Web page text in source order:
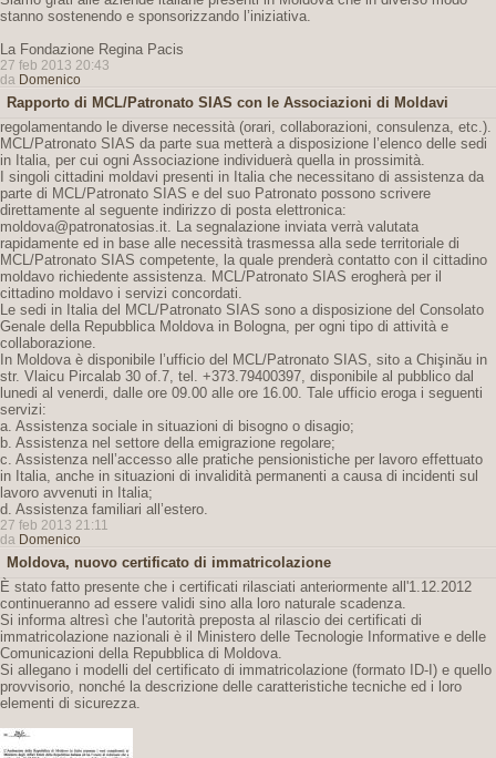
stanno sostenendo e sponsorizzando l’iniziativa.
La Fondazione Regina Pacis
27 feb 2013 20:43
da Domenico
Rapporto di MCL/Patronato SIAS con le Associazioni di Moldavi
regolamentando le diverse necessità (orari, collaborazioni, consulenza, etc.).
MCL/Patronato SIAS da parte sua metterà a disposizione l’elenco delle sedi
in Italia, per cui ogni Associazione individuerà quella in prossimità.
I singoli cittadini moldavi presenti in Italia che necessitano di assistenza da
parte di MCL/Patronato SIAS e del suo Patronato possono scrivere
direttamente al seguente indirizzo di posta elettronica:
moldova@patronatosias.it. La segnalazione inviata verrà valutata
rapidamente ed in base alle necessità trasmessa alla sede territoriale di
MCL/Patronato SIAS competente, la quale prenderà contatto con il cittadino
moldavo richiedente assistenza. MCL/Patronato SIAS erogherà per il
cittadino moldavo i servizi concordati.
Le sedi in Italia del MCL/Patronato SIAS sono a disposizione del Consolato
Genale della Repubblica Moldova in Bologna, per ogni tipo di attività e
collaborazione.
In Moldova è disponibile l’ufficio del MCL/Patronato SIAS, sito a Chişinău in
str. Vlaicu Pircalab 30 of.7, tel. +373.79400397, disponibile al pubblico dal
lunedi al venerdi, dalle ore 09.00 alle ore 16.00. Tale ufficio eroga i seguenti
servizi:
a. Assistenza sociale in situazioni di bisogno o disagio;
b. Assistenza nel settore della emigrazione regolare;
c. Assistenza nell’accesso alle pratiche pensionistiche per lavoro effettuato
in Italia, anche in situazioni di invalidità permanenti a causa di incidenti sul
lavoro avvenuti in Italia;
d. Assistenza familiari all’estero.
27 feb 2013 21:11
da Domenico
Moldova, nuovo certificato di immatricolazione
È stato fatto presente che i certificati rilasciati anteriormente all'1.12.2012
continueranno ad essere validi sino alla loro naturale scadenza.
Si informa altresì che l'autorità preposta al rilascio dei certificati di
immatricolazione nazionali è il Ministero delle Tecnologie Informative e delle
Comunicazioni della Repubblica di Moldova.
Si allegano i modelli del certificato di immatricolazione (formato ID-I) e quello
provvisorio, nonché la descrizione delle caratteristiche tecniche ed i loro
elementi di sicurezza.